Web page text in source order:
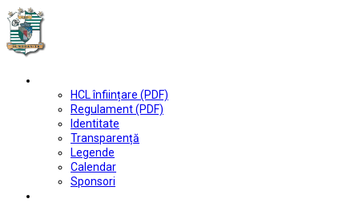
HCL înființare (PDF)
Regulament (PDF)
Identitate
Transparență
Legende
Calendar
Sponsori